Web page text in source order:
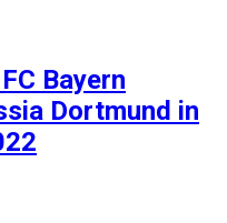
Bayern
Dortmund in